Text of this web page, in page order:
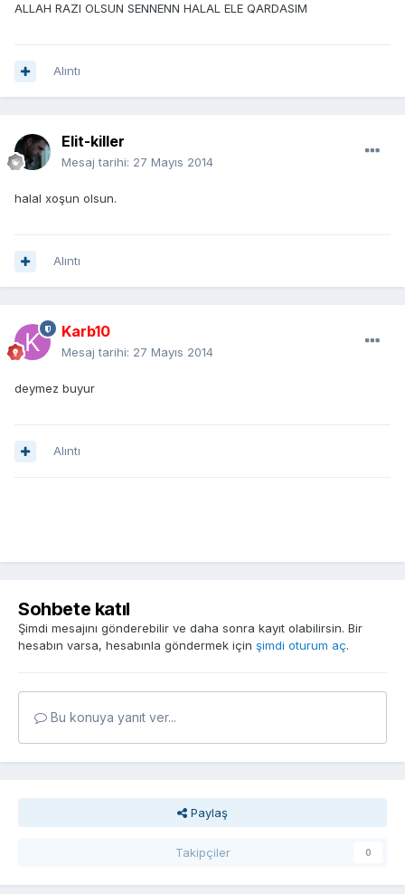
ALLAH RAZI OLSUN SENNENN HALAL ELE QARDASIM
Alıntı
Elit-killer
Mesaj tarihi: 27 Mayıs 2014
halal xoşun olsun.
Alıntı
Karb10
Mesaj tarihi: 27 Mayıs 2014
deymez buyur
Alıntı
Sohbete katıl
Şimdi mesajını gönderebilir ve daha sonra kayıt olabilirsin. Bir
hesabın varsa, hesabınla göndermek için şimdi oturum aç.
Bu konuya yanıt ver...
Paylaş
Takipçiler 0